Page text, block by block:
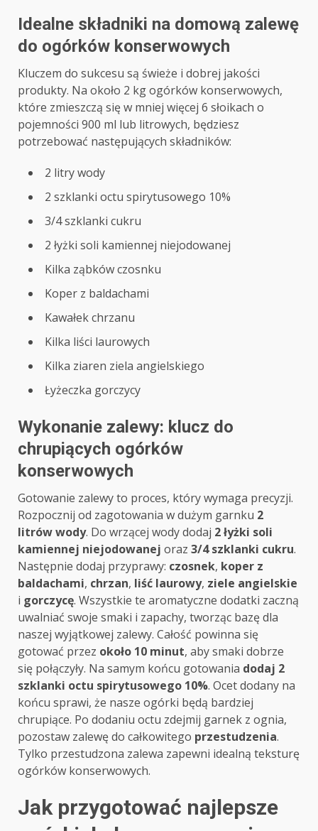
Idealne składniki na domową zalewę
do ogórków konserwowych
Kluczem do sukcesu są świeże i dobrej jakości
produkty. Na około 2 kg ogórków konserwowych,
które zmieszczą się w mniej więcej 6 słoikach o
pojemności 900 ml lub litrowych, będziesz
potrzebować następujących składników:
2 litry wody
2 szklanki octu spirytusowego 10%
3/4 szklanki cukru
2 łyżki soli kamiennej niejodowanej
Kilka ząbków czosnku
Koper z baldachami
Kawałek chrzanu
Kilka liści laurowych
Kilka ziaren ziela angielskiego
Łyżeczka gorczycy
Wykonanie zalewy: klucz do
chrupiących ogórków
konserwowych
Gotowanie zalewy to proces, który wymaga precyzji.
Rozpocznij od zagotowania w dużym garnku 2
litrów wody. Do wrzącej wody dodaj 2 łyżki soli
kamiennej niejodowanej oraz 3/4 szklanki cukru.
Następnie dodaj przyprawy: czosnek, koper z
baldachami, chrzan, liść laurowy, ziele angielskie
i gorczycę. Wszystkie te aromatyczne dodatki zaczną
uwalniać swoje smaki i zapachy, tworząc bazę dla
naszej wyjątkowej zalewy. Całość powinna się
gotować przez około 10 minut, aby smaki dobrze
się połączyły. Na samym końcu gotowania dodaj 2
szklanki octu spirytusowego 10%. Ocet dodany na
końcu sprawi, że nasze ogórki będą bardziej
chrupiące. Po dodaniu octu zdejmij garnek z ognia,
pozostaw zalewę do całkowitego przestudzenia.
Tylko przestudzona zalewa zapewni idealną teksturę
ogórków konserwowych.
Jak przygotować najlepsze